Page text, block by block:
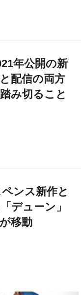
年公開の新
配信の両方
み切ること
ンス新作と
デューン」
移動